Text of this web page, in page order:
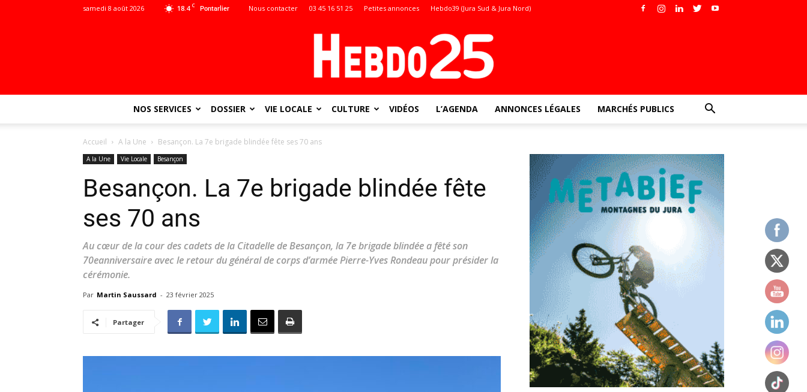
18.4 C Pontarlier
samedi 8 août 2026 Nous contacter 03 45 16 51 25 Petites annonces Hebdo39 (Jura Sud & Jura Nord)
:
NOS SERVICES DOSSIER VIE LOCALE CULTURE VIDÉOS L’AGENDA ANNONCES LÉGALES MARCHÉS PUBLICS
Accueil A la Une Besançon. La 7e brigade blindée fête ses 70 ans
A la Une Vie Locale Besançon
Besançon. La 7e brigade blindée fête
ses 70 ans
Au cœur de la cour des cadets de la Citadelle de Besançon, la 7e brigade blindée a fêté son
70eanniversaire avec le retour du général de corps d’armée Pierre-Yves Rondeau pour présider la
cérémonie.
Par Martin Saussard - 23 février 2025
Partager